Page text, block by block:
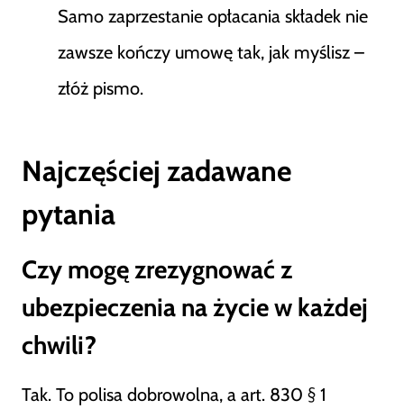
Samo zaprzestanie opłacania składek nie
zawsze kończy umowę tak, jak myślisz –
złóż pismo.
Najczęściej zadawane
pytania
Czy mogę zrezygnować z
ubezpieczenia na życie w każdej
chwili?
Tak. To polisa dobrowolna, a art. 830 § 1